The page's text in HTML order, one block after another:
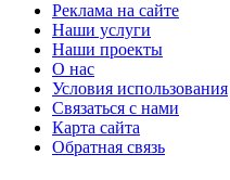
Реклама на сайте
Наши услуги
Наши проекты
О нас
Условия использования
Связаться с нами
Карта сайта
Обратная связь